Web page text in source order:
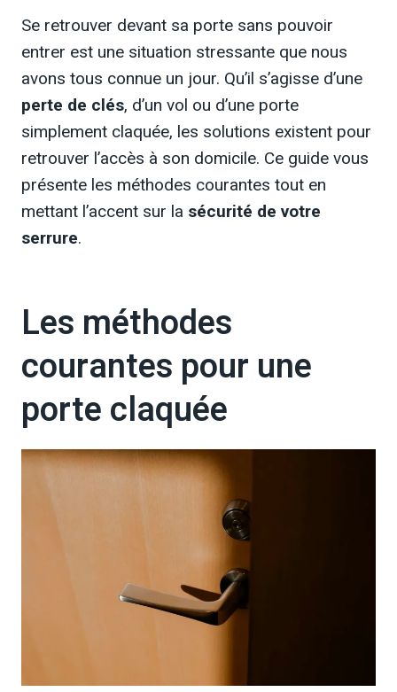
Se retrouver devant sa porte sans pouvoir
entrer est une situation stressante que nous
avons tous connue un jour. Qu’il s’agisse d’une
perte de clés, d’un vol ou d’une porte
simplement claquée, les solutions existent pour
retrouver l’accès à son domicile. Ce guide vous
présente les méthodes courantes tout en
mettant l’accent sur la sécurité de votre
serrure.
Les méthodes
courantes pour une
porte claquée